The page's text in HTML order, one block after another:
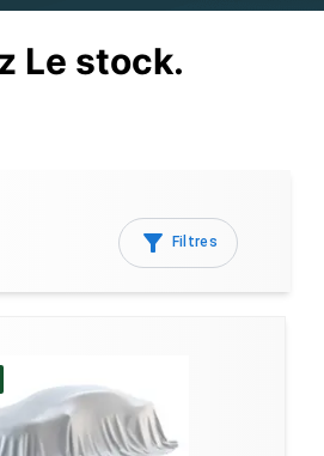
Le stock.
Filtres